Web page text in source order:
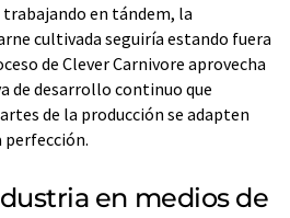
en tándem, la
cultivada seguiría estando fuera
de Clever Carnivore aprovecha
de desarrollo continuo que
de la producción se adapten
perfección.
en medios de